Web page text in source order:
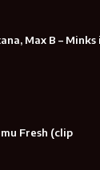
Max B – Minks
Fresh (clip